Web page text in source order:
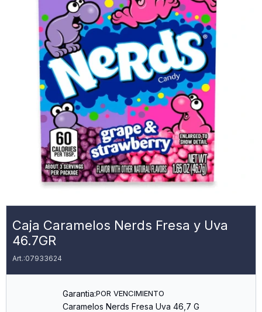
Caja Caramelos Nerds Fresa y Uva
46.7GR
07933624
Garantia:POR VENCIMIENTO
Caramelos Nerds Fresa Uva 46,7 G